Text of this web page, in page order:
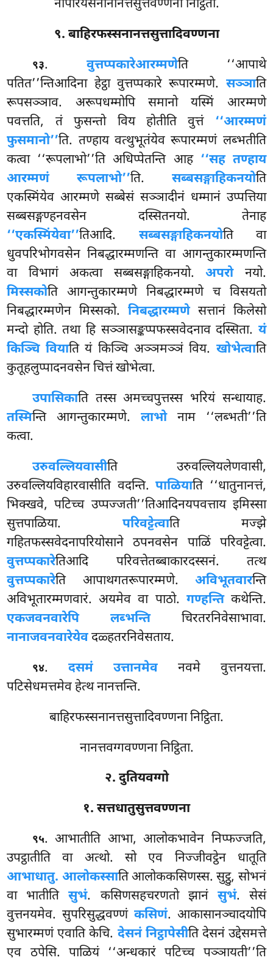
नोपरियेसनानानत्तसुत्तवण्णना निट्ठिता.
९. बाहिरफस्सनानत्तसुत्तादिवण्णना
९३. वुत्तप्पकारेआरम्मणेति ‘‘आपाथे
पतित’’न्तिआदिना हेट्ठा वुत्तप्पकारे रूपारम्मणे. सञ्ञाति
रूपसञ्ञाव. अरूपधम्मोपि समानो यस्मिं आरम्मणे
पवत्तति, तं फुसन्तो विय होतीति वुत्तं ‘‘आरम्मणं
फुसमानो’’ति. तण्हाय वत्थुभूतंयेव रूपारम्मणं लब्भतीति
कत्वा ‘‘रूपलाभो’’ति अधिप्पेतन्ति आह ‘‘सह तण्हाय
आरम्मणं रूपलाभो’’ति. सब्बसङ्गाहिकनयोति
एकस्मिंयेव आरम्मणे सब्बेसं सञ्ञादीनं धम्मानं उप्पत्तिया
सब्बसङ्गण्हनवसेन दस्सितनयो. तेनाह
‘‘एकस्मिंयेवा’’तिआदि. सब्बसङ्गाहिकनयोति वा
धुवपरिभोगवसेन निबद्धारम्मणन्ति वा आगन्तुकारम्मणन्ति
वा विभागं अकत्वा सब्बसङ्गाहिकनयो.अपरोनयो.
मिस्सकोति आगन्तुकारम्मणे निबद्धारम्मणे च विसयतो
निबद्धारम्मणेन मिस्सको. निबद्धारम्मणेसत्तानं किलेसो
मन्दो होति. तथा हि सञ्ञासङ्कप्पफस्सवेदनाव दस्सिता. यं
किञ्चि वियाति यं किञ्चि अञ्ञमञ्ञं विय. खोभेत्वाति
कुतूहलुप्पादनवसेन चित्तं खोभेत्वा.
उपासिकाति तस्स अमच्चपुत्तस्स भरियं सन्धायाह.
तस्मिन्ति आगन्तुकारम्मणे. लाभोनाम ‘‘लब्भती’’ति
कत्वा.
उरुवल्लियवासीति उरुवल्लियलेणवासी,
उरुवल्लियविहारवासीति वदन्ति.पाळियाति ‘‘धातुनानत्तं,
भिक्खवे, पटिच्च उप्पज्जती’’तिआदिनयपवत्ताय इमिस्सा
सुत्तपाळिया. परिवट्टेत्वाति मज्झे
गहितफस्सवेदनापरियोसाने ठपनवसेन पाळिं परिवट्टेत्वा.
वुत्तप्पकारेतिआदि परिवत्तेतब्बाकारदस्सनं. तत्थ
वुत्तप्पकारेति आपाथगतरूपारम्मणे. अविभूतवारन्ति
अविभूतारम्मणवारं. अयमेव वा पाठो. गण्हन्तिकथेन्ति.
एकजवनवारेपि लब्भन्तिचिरतरनिवेसाभावा.
नानाजवनवारेयेवदळ्हतरनिवेसताय.
९४. दसमं उत्तानमेवनवमे वुत्तनयत्ता.
पटिसेधमत्तमेव हेत्थ नानत्तन्ति.
बाहिरफस्सनानत्तसुत्तादिवण्णना निट्ठिता.
नानत्तवग्गवण्णना निट्ठिता.
२. दुतियवग्गो
१. सत्तधातुसुत्तवण्णना
९५. आभातीति आभा, आलोकभावेन निप्फज्जति,
उपट्ठातीति वा अत्थो. सो एव निज्जीवट्ठेन धातूति
आभाधातु. आलोकस्साति आलोककसिणस्स. सुट्ठु, सोभनं
वा भातीतिसुभं. कसिणसहचरणतो झानं सुभं. सेसं
वुत्तनयमेव. सुपरिसुद्धवण्णं कसिणं. आकासानञ्चादयोपि
सुभारम्मणं एवाति केचि. देसनं निट्ठापेसीति देसनं उद्देसमत्ते
एव ठपेसि. पाळियं ‘‘अन्धकारं पटिच्च पञ्ञायती’’ति